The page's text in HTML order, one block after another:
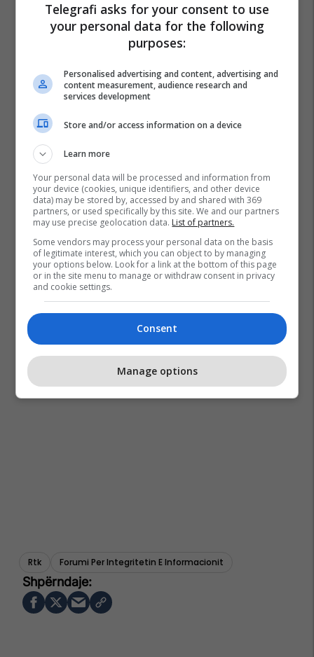
Rtk Forumi Per Integritetin E Informacionit
Telegrafi asks for your consent to use
your personal data for the following
purposes:
Personalised advertising and content, advertising and
content measurement, audience research and
services development
Store and/or access information on a device
Learn more
Your personal data will be processed and information from
your device (cookies, unique identifiers, and other device
data) may be stored by, accessed by and shared with 369
partners, or used specifically by this site. We and our partners
may use precise geolocation data. List of partners.
Some vendors may process your personal data on the basis
of legitimate interest, which you can object to by managing
your options below. Look for a link at the bottom of this page
or in the site menu to manage or withdraw consent in privacy
and cookie settings.
Consent
Manage options